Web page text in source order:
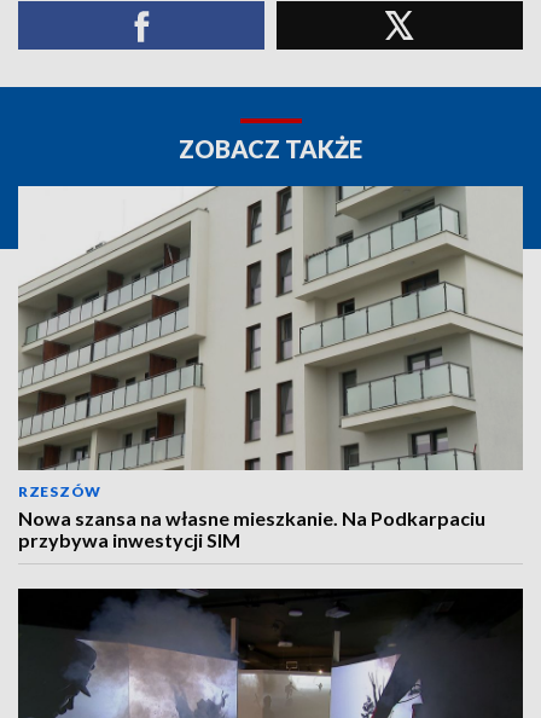
ZOBACZ TAKŻE
RZESZÓW
Nowa szansa na własne mieszkanie. Na Podkarpaciu
przybywa inwestycji SIM